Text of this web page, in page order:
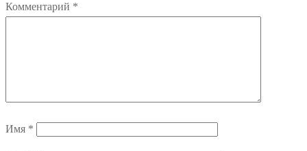
Комментарий *
Имя *